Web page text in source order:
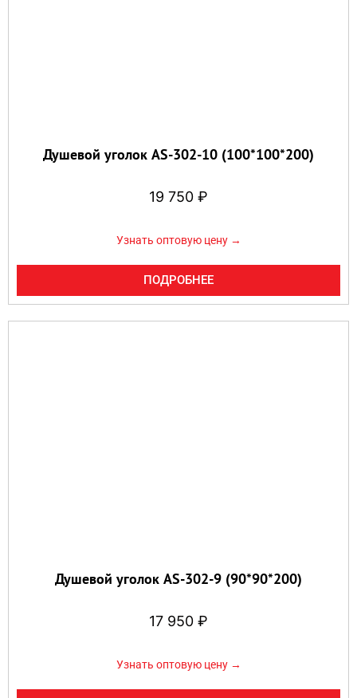
Душевой уголок AS-302-10 (100*100*200)
19 750 ₽
Узнать оптовую цену →
ПОДРОБНЕЕ
Душевой уголок AS-302-9 (90*90*200)
17 950 ₽
Узнать оптовую цену →